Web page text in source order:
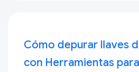
Cómo depurar llaves
con Herramientas para